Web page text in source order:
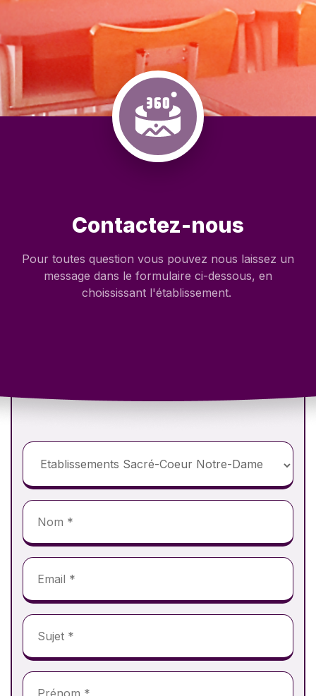
Contactez-nous
Pour toutes question vous pouvez nous laissez un
message dans le formulaire ci-dessous, en
choississant l'établissement.